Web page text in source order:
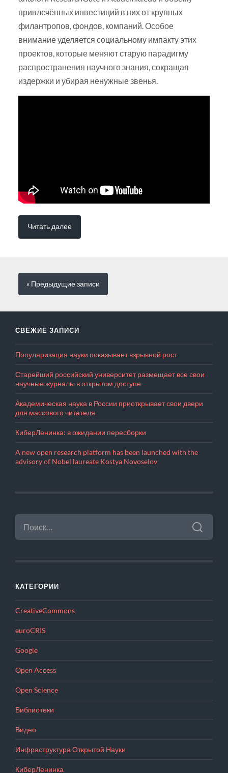
привлечённых инвестиций в них от крупных
филантропов, фондов, компаний. Особое
внимание уделяется социальному импакту этих
проектов, которые меняют старую парадигму
распространения научного знания, сокращая
издержки и убирая ненужные звенья.
Читать далее
« Предыдущиезаписи
СВЕЖИЕ ЗАПИСИ
Популяризация науки показывает взрывной рост
Старейший российский университет размещает все свои
научные журналы в открытом доступе
Академическая наука в России приоткрывает свои двери
для массового читателя
КиберЛенинка: в ожидании пересборки
A new open research platform has been launched with the
advisory of Nobel laureate Kostya Novoselov
НАЙТИ:
КАТЕГОРИИ
CreativeCommons
euroCRIS
Google
Open Access
Open Science
Библиотеки
Видео
Инфраструктура Открытой Науки
КиберЛенинка